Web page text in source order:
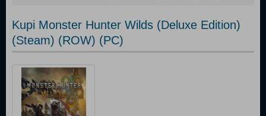
Kupi Monster Hunter Wilds (Deluxe Edition)
(Steam) (ROW) (PC)